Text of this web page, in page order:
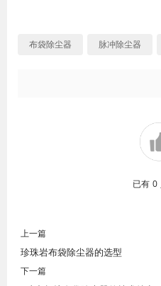
布袋除尘器 脉冲除尘器
已有 0
上一篇
珍珠岩布袋除尘器的选型
下一篇